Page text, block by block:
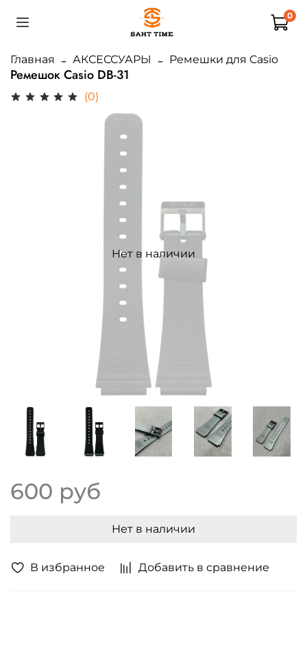
0
Главная АКСЕССУАРЫ Ремешки для Casio
Ремешок Casio DB-31
(0)
В избранное Добавить в сравнение
Нет в наличии
600 руб
Нет в наличии